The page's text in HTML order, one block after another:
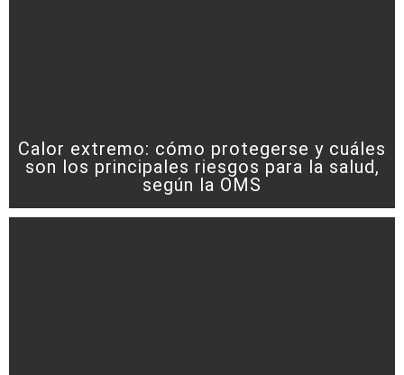
Calor extremo: cómo protegerse y cuáles
son los principales riesgos para la salud,
según la OMS